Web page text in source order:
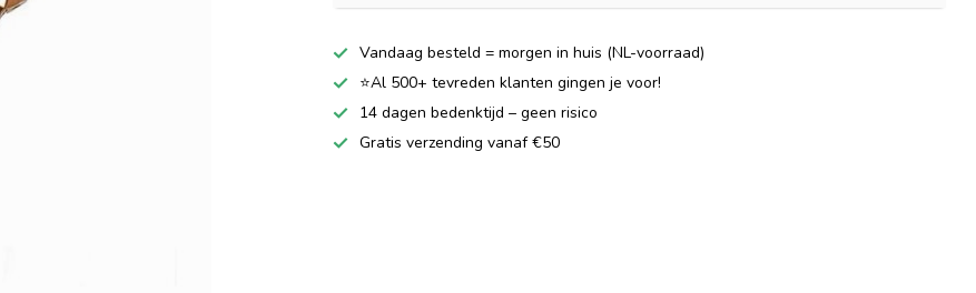
Vandaag besteld = morgen in huis (NL-voorraad)
⭐Al 500+ tevreden klanten gingen je voor!
14 dagen bedenktijd – geen risico
Gratis verzending vanaf €50